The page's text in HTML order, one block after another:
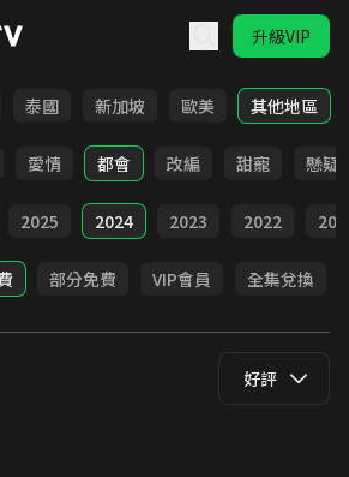
升級VIP
泰國 新加坡 歐美 其他地區
愛情 都會 改編 甜寵 懸疑
2025 2024 2023 2022
部分免費 VIP會員 全集兌換
好評